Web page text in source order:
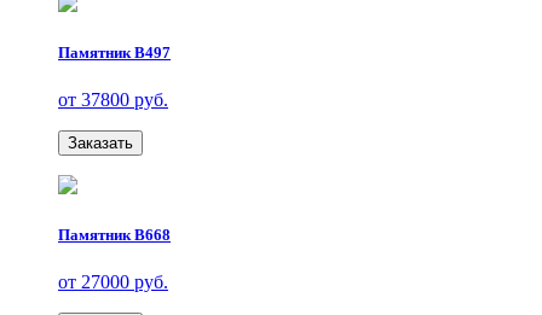
Памятник В497
от 37800 руб.
Заказать
Памятник В668
от 27000 руб.